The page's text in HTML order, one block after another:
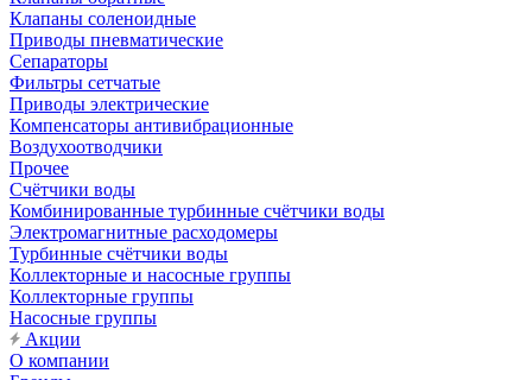
Клапаны соленоидные
Приводы пневматические
Сепараторы
Фильтры сетчатые
Приводы электрические
Компенсаторы антивибрационные
Воздухоотводчики
Прочее
Счётчики воды
Комбинированные турбинные счётчики воды
Электромагнитные расходомеры
Турбинные счётчики воды
Коллекторные и насосные группы
Коллекторные группы
Насосные группы
Акции
О компании